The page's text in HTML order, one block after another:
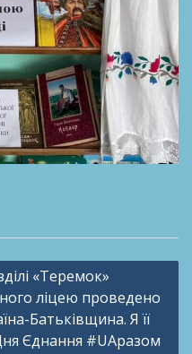
«Теремок»
ліцею проведено
Батьківщина. Я її
Єднання #UAразом